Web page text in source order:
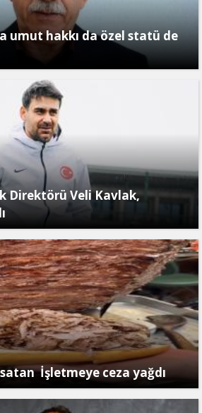
umut hakkı da özel statü de
Direktörü Veli Kavlak,
İşletmeye ceza yağdı